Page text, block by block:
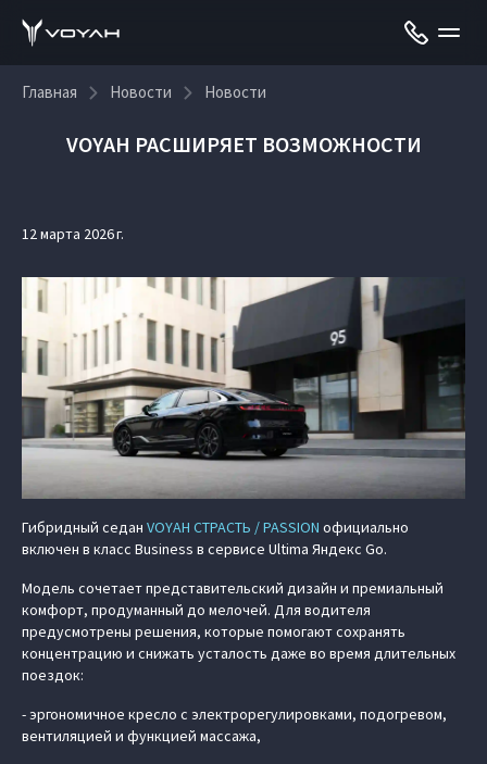
Главная Новости Новости
VOYAH РАСШИРЯЕТ ВОЗМОЖНОСТИ
12 марта 2026 г.
Гибридный седан VOYAH СТРАСТЬ / PASSION официально
включен в класс Business в сервисе Ultima Яндекс Go.
Модель сочетает представительский дизайн и премиальный
комфорт, продуманный до мелочей. Для водителя
предусмотрены решения, которые помогают сохранять
концентрацию и снижать усталость даже во время длительных
поездок:
- эргономичное кресло с электрорегулировками, подогревом,
вентиляцией и функцией массажа,